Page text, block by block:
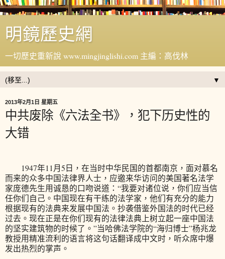
明鏡歷史網
一切歷史重新說 www.mingjinglishi.com 主編：高伐林
▼
2013年2月1日 星期五
中共废除《六法全书》，犯下历史性的
大错
1947年11月5日，在当时中华民国的首都南京，面对慕名
而来的众多中国法律界人士，应邀来华访问的美国著名法学
家庞德先生用诚恳的口吻说道：“我要对诸位说，你们应当信
任你们自己。中国现在有干练的法学家，他们有充分的能力
根据现有的法典来发展中国法。抄袭借鉴外国法的时代已经
过去。现在正是在你们现有的法律法典上树立起一座中国法
的坚实建筑物的时候了。”当哈佛法学院的“海归博士”杨兆龙
教授用精准流利的语言将这句话翻译成中文时，听众席中爆
发出热烈的掌声。